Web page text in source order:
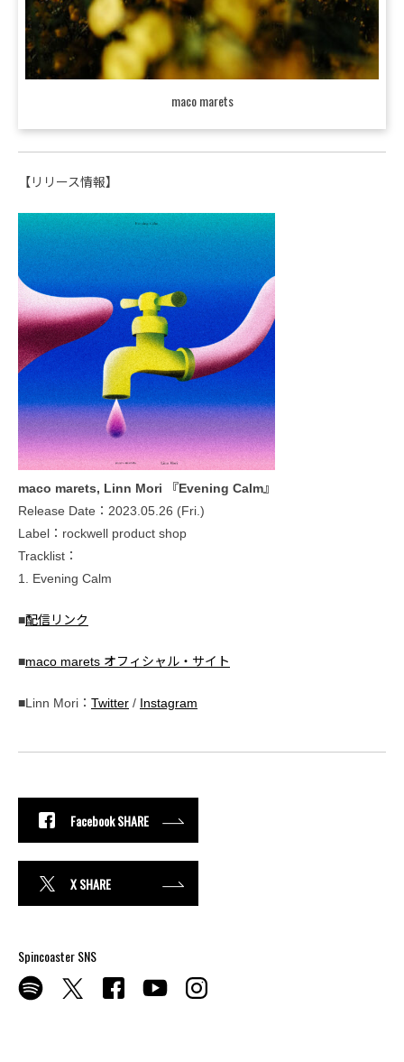
maco marets
【リリース情報】
maco marets, Linn Mori 『Evening Calm』
Release Date：2023.05.26 (Fri.)
Label：rockwell product shop
Tracklist：
1. Evening Calm
■配信リンク
■maco marets オフィシャル・サイト
■Linn Mori： Twitter / Instagram
Facebook SHARE
X SHARE
Spincoaster SNS